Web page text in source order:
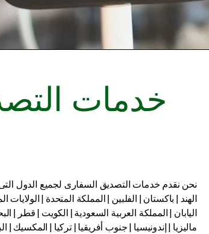
خدمات
نحن نقدم خدمات التصديق السفارى لجميع الدول
الهند | باكستان | الفلبين | المملكة المتحدة | الولايات
اليابان | المملكة العربية السعودية | الكويت | قطر |
ماليزيا | إندونيسيا | جنوب أفريقيا | تركيا | المكسيك |